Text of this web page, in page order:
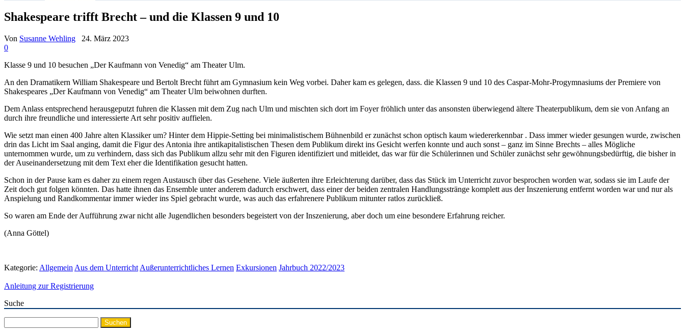
Shakespeare trifft Brecht – und die Klassen 9 und 10
Von Susanne Wehling
24. März 2023
0
Klasse 9 und 10 besuchen „Der Kaufmann von Venedig“ am Theater Ulm.
An den Dramatikern William Shakespeare und Bertolt Brecht führt am Gymnasium kein Weg vorbei. Daher kam es gelegen, dass. die Klassen 9 und 10 des Caspar-Mohr-Progymnasiums der Premiere von
Shakespeares „Der Kaufmann von Venedig“ am Theater Ulm beiwohnen durften.
Dem Anlass entsprechend herausgeputzt fuhren die Klassen mit dem Zug nach Ulm und mischten sich dort im Foyer fröhlich unter das ansonsten überwiegend ältere Theaterpublikum, dem sie von Anfang an
durch ihre freundliche und interessierte Art sehr positiv auffielen.
Wie setzt man einen 400 Jahre alten Klassiker um? Hinter dem Hippie-Setting bei minimalistischem Bühnenbild er zunächst schon optisch kaum wiedererkennbar . Dass immer wieder gesungen wurde, zwischen
drin das Licht im Saal anging, damit die Figur des Antonia ihre antikapitalistischen Thesen dem Publikum direkt ins Gesicht werfen konnte und auch sonst – ganz im Sinne Brechts – alles Mögliche
unternommen wurde, um zu verhindern, dass sich das Publikum allzu sehr mit den Figuren identifiziert und mitleidet, das war für die Schülerinnen und Schüler zunächst sehr gewöhnungsbedürftig, die bisher in
der Auseinandersetzung mit dem Text eher die Identifikation gesucht hatten.
Schon in der Pause kam es daher zu einem regen Austausch über das Gesehene. Viele äußerten ihre Erleichterung darüber, dass das Stück im Unterricht zuvor besprochen worden war, sodass sie im Laufe der
Zeit doch gut folgen könnten. Das hatte ihnen das Ensemble unter anderem dadurch erschwert, dass einer der beiden zentralen Handlungsstränge komplett aus der Inszenierung entfernt worden war und nur als
Anspielung und Randkommentar immer wieder ins Spiel gebracht wurde, was auch das erfahrenere Publikum mitunter ratlos zurückließ.
So waren am Ende der Aufführung zwar nicht alle Jugendlichen besonders begeistert von der Inszenierung, aber doch um eine besondere Erfahrung reicher.
(Anna Göttel)
Kategorie: Allgemein Aus dem Unterricht Außerunterrichtliches Lernen Exkursionen Jahrbuch 2022/2023
Anleitung zur Registrierung
Suche
nach: